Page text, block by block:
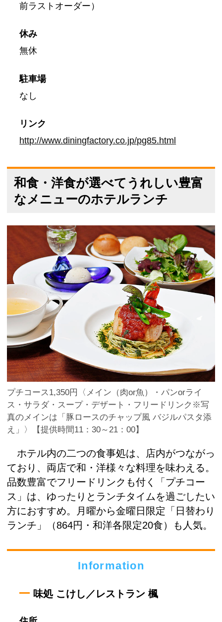
前ラストオーダー）
休み
無休
駐車場
なし
リンク
http://www.diningfactory.co.jp/pg85.html
和食・洋食が選べてうれしい豊富
なメニューのホテルランチ
プチコース1,350円〈メイン（肉or魚）・パンorライ
ス・サラダ・スープ・デザート・フリードリンク※写
真のメインは「豚ロースのチャップ風 バジルパスタ添
え」〉【提供時間11：30～21：00】
ホテル内の二つの食事処は、店内がつながっ
ており、両店で和・洋様々な料理を味わえる。
品数豊富でフリードリンクも付く「プチコー
ス」は、ゆったりとランチタイムを過ごしたい
方におすすめ。月曜から金曜日限定「日替わり
ランチ」（864円・和洋各限定20食）も人気。
Information
味処 こけし／レストラン 楓